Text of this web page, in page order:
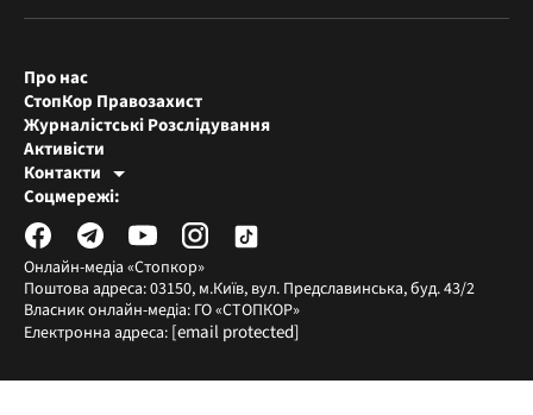
Онлайн-медіа «Стопкор»
Поштова адреса: 03150, м.Київ, вул. Предславинська, буд. 43/2
Власник онлайн-медіа: ГО «СТОПКОР»
Електронна адреса: [email protected]
Про нас
СтопКор Правозахист
Журналістські Розслідування
Активісти
Контакти
Редакція СтопКора
Журналісти-розслідувачі
Соцмережі: